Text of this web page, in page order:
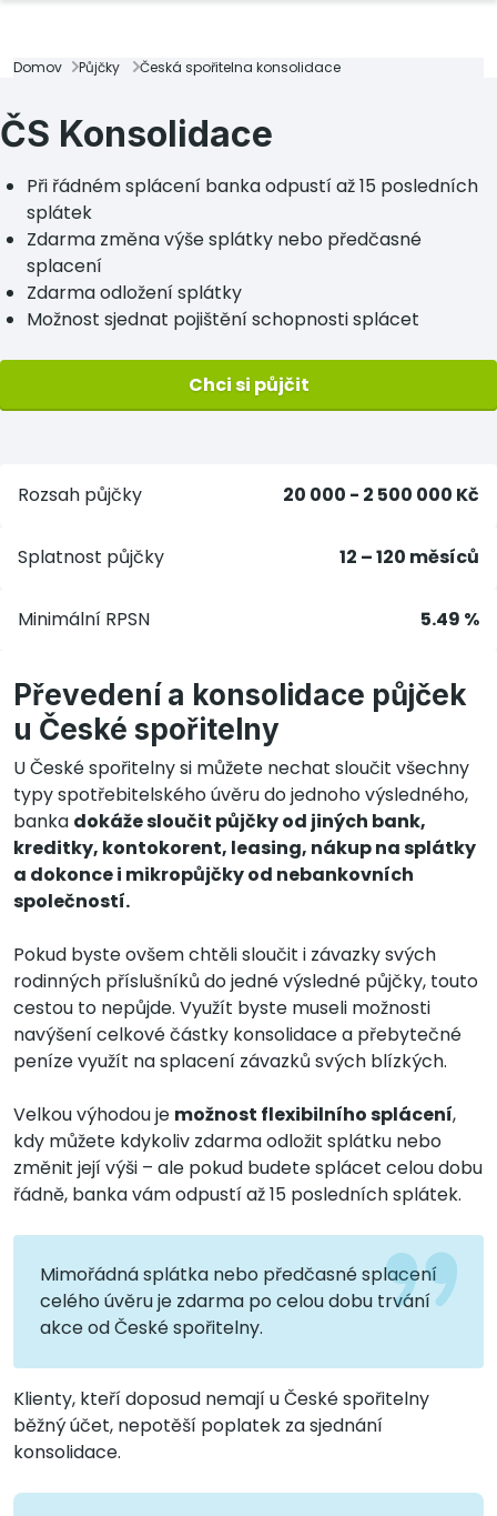
Domov Půjčky Česká spořitelna konsolidace
ČS Konsolidace
Při řádném splácení banka odpustí až 15 posledních
splátek
Zdarma změna výše splátky nebo předčasné
splacení
Zdarma odložení splátky
Možnost sjednat pojištění schopnosti splácet
Chci si půjčit
Rozsah půjčky 20 000 - 2 500 000 Kč
Splatnost půjčky 12 – 120 měsíců
Minimální RPSN 5.49 %
Převedení a konsolidace půjček
u České spořitelny
U České spořitelny si můžete nechat sloučit všechny
typy spotřebitelského úvěru do jednoho výsledného,
banka dokáže sloučit půjčky od jiných bank,
kreditky, kontokorent, leasing, nákup na splátky
a dokonce i mikropůjčky od nebankovních
společností.
Pokud byste ovšem chtěli sloučit i závazky svých
rodinných příslušníků do jedné výsledné půjčky, touto
cestou to nepůjde. Využít byste museli možnosti
navýšení celkové částky konsolidace a přebytečné
peníze využít na splacení závazků svých blízkých.
Velkou výhodou je možnost flexibilního splácení,
kdy můžete kdykoliv zdarma odložit splátku nebo
změnit její výši – ale pokud budete splácet celou dobu
řádně, banka vám odpustí až 15 posledních splátek.
Mimořádná splátka nebo předčasné splacení
celého úvěru je zdarma po celou dobu trvání
akce od České spořitelny.
Klienty, kteří doposud nemají u České spořitelny
běžný účet, nepotěší poplatek za sjednání
konsolidace.